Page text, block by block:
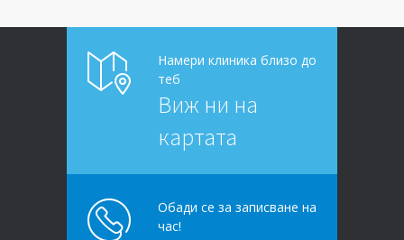
Намери клиника близо до
теб
Виж ни на
картата
Обади се за записване на
час!